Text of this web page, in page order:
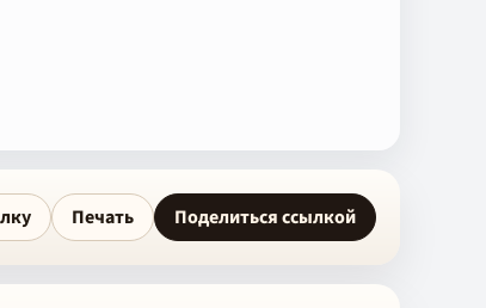
Печать Поделиться ссылкой